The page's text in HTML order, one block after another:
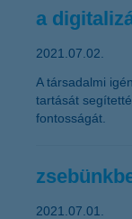
a
2021.07.02.
A társadalmi
tartását
fontosságát.
2021.07.01.